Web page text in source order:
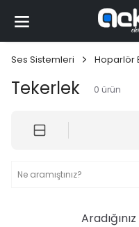
Ses Sistemleri Hoparlör
Tekerlek 0 ürün